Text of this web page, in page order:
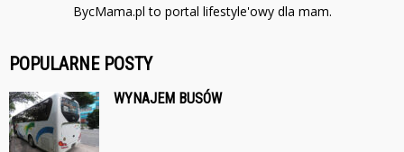
BycMama.pl to portal lifestyle'owy dla mam.
POPULARNE POSTY
WYNAJEM BUSÓW